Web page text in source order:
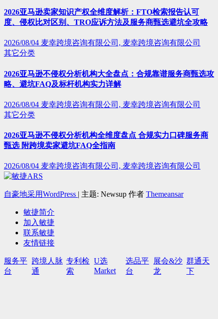
2026亚马逊卖家知识产权全维度解析：FTO检索报告认可
度、侵权比对区别、TRO应诉方法及服务商甄选避坑全攻略
2026/08/04 麦幸跨境咨询有限公司, 麦幸跨境咨询有限公司
其它分类
2026亚马逊不侵权分析机构大全盘点：合规靠谱服务商甄选攻
略、避坑FAQ及标杆机构实力详解
2026/08/04 麦幸跨境咨询有限公司, 麦幸跨境咨询有限公司
其它分类
2026亚马逊不侵权分析机构全维度盘点 合规实力口碑服务商
甄选 附跨境卖家避坑FAQ全指南
2026/08/04 麦幸跨境咨询有限公司, 麦幸跨境咨询有限公司
自豪地采用WordPress | 主题: Newsup 作者 Themeansar
敏捷简介
加入敏捷
联系敏捷
友情链接
服务平
台
跨境人脉
通
专利检
索
U选
Market
选品平
台
展会&沙
龙
群通天
下